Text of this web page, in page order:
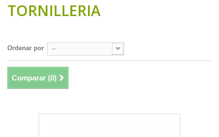
TORNILLERIA
Ordenar por --
Comparar (0)